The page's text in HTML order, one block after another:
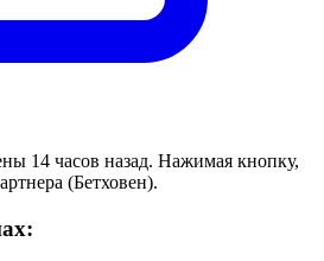
14 часов назад. Нажимая кнопку,
(Бетховен).